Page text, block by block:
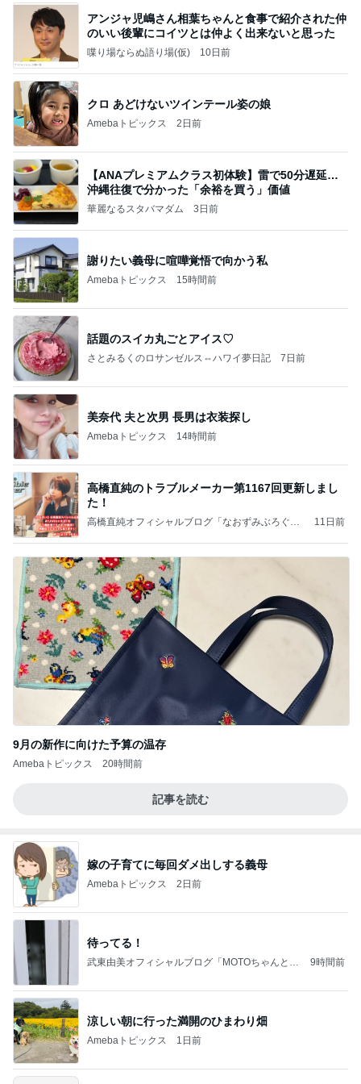
アンジャ児嶋さん相葉ちゃんと食事で紹介された仲
のいい後輩にコイツとは仲よく出来ないと思った
喋り場ならぬ語り場(仮) 10日前
クロ あどけないツインテール姿の娘
Amebaトピックス 2日前
【ANAプレミアムクラス初体験】雷で50分遅延…
沖縄往復で分かった「余裕を買う」価値
華麗なるスタバマダム 3日前
謝りたい義母に喧嘩覚悟で向かう私
Amebaトピックス 15時間前
話題のスイカ丸ごとアイス♡
さとみるくのロサンゼルス⇔ハワイ夢日記 7日前
美奈代 夫と次男 長男は衣装探し
Amebaトピックス 14時間前
高橋直純のトラブルメーカー第1167回更新しまし
た！
高橋直純オフィシャルブログ「なおずみぶろぐ」
11日前
9月の新作に向けた予算の温存
Amebaトピックス 20時間前
記事を読む
嫁の子育てに毎回ダメ出しする義母
Amebaトピックス 2日前
待ってる！
武東由美オフィシャルブログ「MOTOちゃんとの
9時間前
涼しい朝に行った満開のひまわり畑
Amebaトピックス 1日前